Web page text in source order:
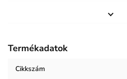
Termék súlya
Keret anyaga
Termékadatok
Cikkszám